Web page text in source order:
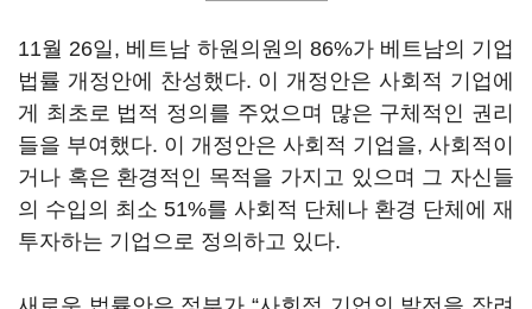
11월 26일, 베트남 하원의원의 86%가 베트남의 기업
법률 개정안에 찬성했다. 이 개정안은 사회적 기업에
게 최초로 법적 정의를 주었으며 많은 구체적인 권리
들을 부여했다. 이 개정안은 사회적 기업을, 사회적이
거나 혹은 환경적인 목적을 가지고 있으며 그 자신들
의 수입의 최소 51%를 사회적 단체나 환경 단체에 재
투자하는 기업으로 정의하고 있다.